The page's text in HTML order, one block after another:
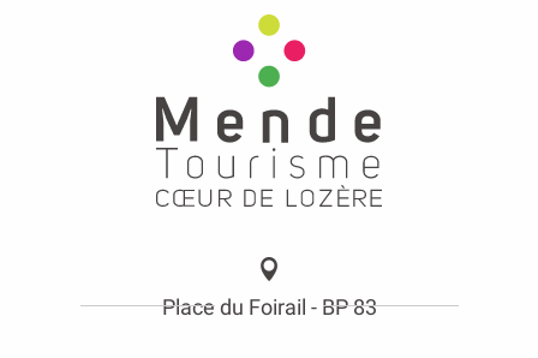
Place du Foirail - BP 83